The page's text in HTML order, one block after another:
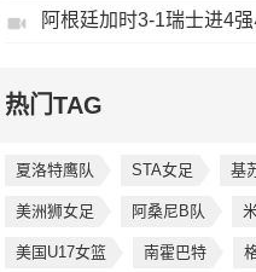
热门TAG
夏洛特鹰队 STA女足 基
美洲狮女足 阿桑尼B队
美国U17女篮 南霍巴特